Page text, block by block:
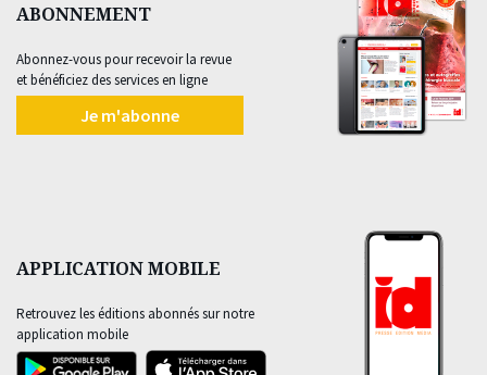
ABONNEMENT
Abonnez-vous pour recevoir la revue
et bénéficiez des services en ligne
Je m'abonne
APPLICATION MOBILE
Retrouvez les éditions abonnés sur notre
application mobile